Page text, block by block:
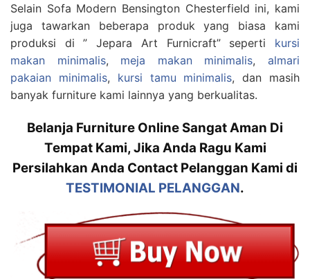
Selain Sofa Modern Bensington Chesterfield ini, kami
juga tawarkan beberapa produk yang biasa kami
produksi di ” Jepara Art Furnicraft” seperti kursi
makan minimalis, meja makan minimalis,almari
pakaian minimalis, kursi tamu minimalis, dan masih
banyak furniture kami lainnya yang berkualitas.
Belanja Furniture Online Sangat Aman Di
Tempat Kami, Jika Anda Ragu Kami
Persilahkan Anda Contact Pelanggan Kami di
TESTIMONIAL PELANGGAN.